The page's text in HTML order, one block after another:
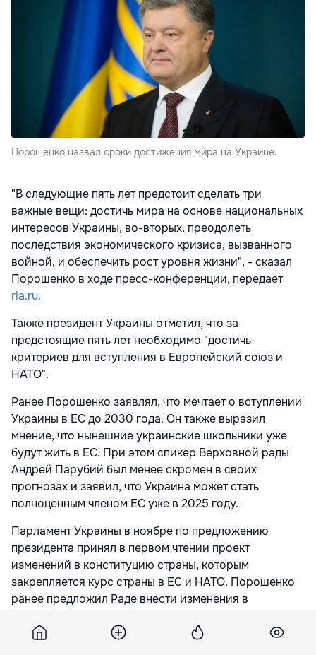
Порошенко назвал сроки достижения мира на Украине.
"В следующие пять лет предстоит сделать три
важные вещи: достичь мира на основе национальных
интересов Украины, во-вторых, преодолеть
последствия экономического кризиса, вызванного
войной, и обеспечить рост уровня жизни", - сказал
Порошенко в ходе пресс-конференции, передает
ria.ru.
Также президент Украины отметил, что за
предстоящие пять лет необходимо "достичь
критериев для вступления в Европейский союз и
НАТО".
Ранее Порошенко заявлял, что мечтает о вступлении
Украины в ЕС до 2030 года. Он также выразил
мнение, что нынешние украинские школьники уже
будут жить в ЕС. При этом спикер Верховной рады
Андрей Парубий был менее скромен в своих
прогнозах и заявил, что Украина может стать
полноценным членом ЕС уже в 2025 году.
Парламент Украины в ноябре по предложению
президента принял в первом чтении проект
изменений в конституцию страны, которым
закрепляется курс страны в ЕС и НАТО. Порошенко
ранее предложил Раде внести изменения в
которые "зафиксируют выбор Украины и ее место